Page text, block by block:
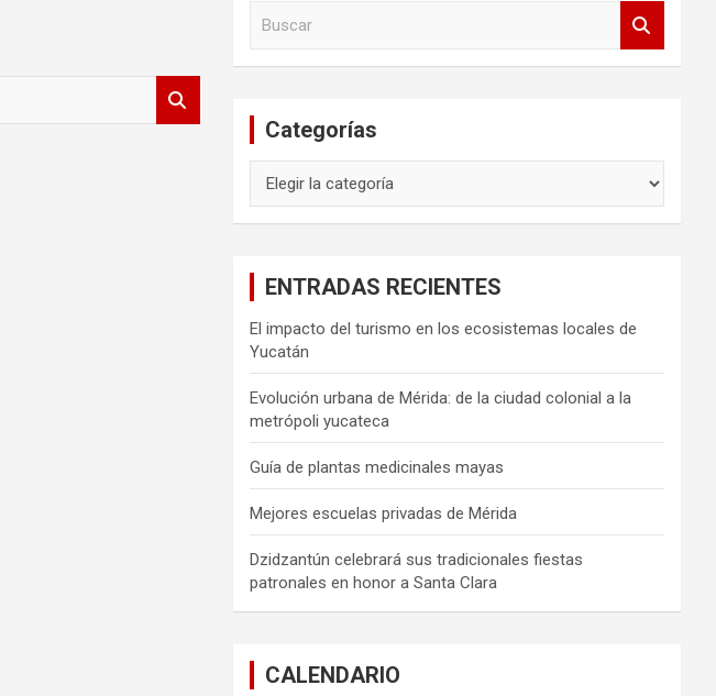
Categorías
ENTRADAS RECIENTES
El impacto del turismo en los ecosistemas locales de
Yucatán
Evolución urbana de Mérida: de la ciudad colonial a la
metrópoli yucateca
Guía de plantas medicinales mayas
Mejores escuelas privadas de Mérida
Dzidzantún celebrará sus tradicionales fiestas
patronales en honor a Santa Clara
CALENDARIO